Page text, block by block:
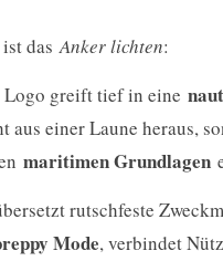
dasAnker lichten:
Logo greift tief in eine
aus einer Laune heraus,
maritimen Grundlagen
rutschfeste
Mode, verbindet